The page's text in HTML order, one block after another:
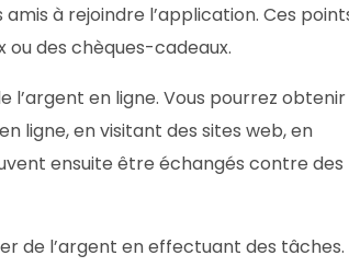
à rejoindre l’application. Ces
des chèques-cadeaux.
en ligne. Vous pourrez obtenir
ligne, en visitant des sites web, en
ensuite être échangés contre des
de l’argent en effectuant des tâches.